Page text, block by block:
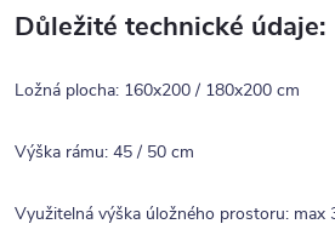
Důležité technické údaje:
Ložná plocha: 160x200 / 180x200 cm
Výška rámu: 45 / 50 cm
Využitelná výška úložného prostoru: max